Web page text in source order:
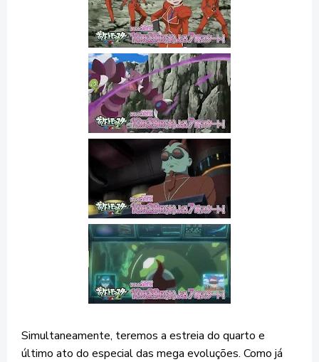
Simultaneamente, teremos a estreia do quarto e
último ato do especial das mega evoluções. Como já